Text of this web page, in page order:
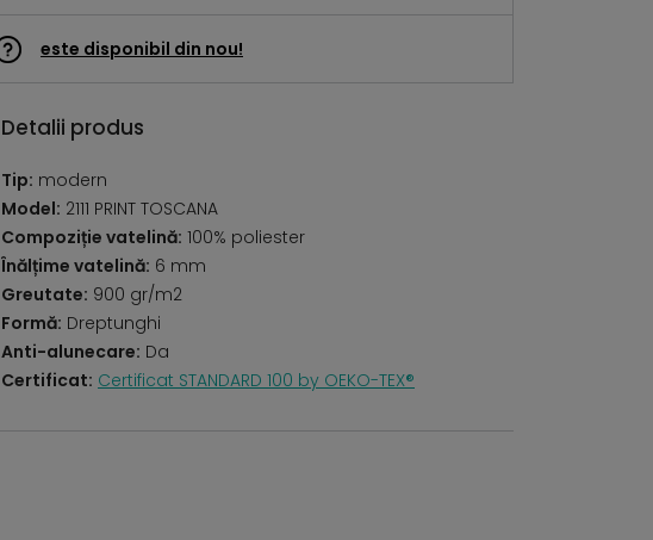
este disponibil din nou!
Detalii produs
Tip: modern
Model: 2111 PRINT TOSCANA
Compoziție vatelină: 100% poliester
Înălțime vatelină: 6 mm
Greutate: 900 gr/m2
Formă: Dreptunghi
Anti-alunecare: Da
Certificat: Certificat STANDARD 100 by OEKO-TEX®